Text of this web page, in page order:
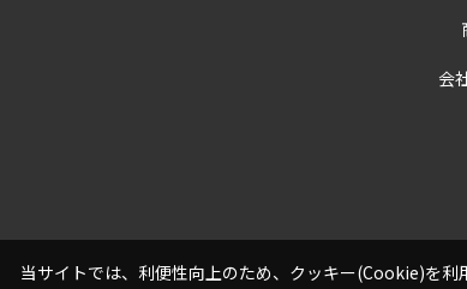
会
当サイトでは、利便性向上のため、クッキー(Cookie)を